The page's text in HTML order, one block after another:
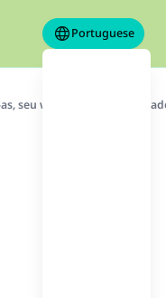
Portuguese
seu wudu é assim